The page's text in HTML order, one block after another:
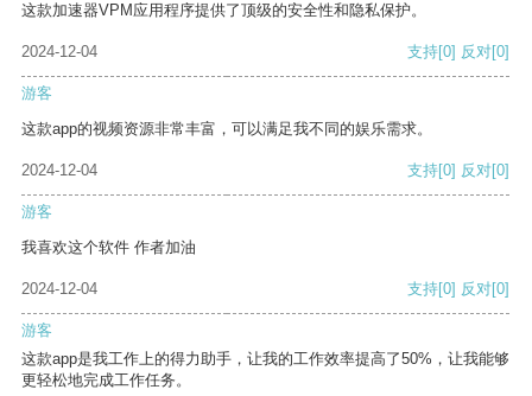
这款加速器VPM应用程序提供了顶级的安全性和隐私保护。
2024-12-04 支持[0] 反对[0]
游客
这款app的视频资源非常丰富，可以满足我不同的娱乐需求。
2024-12-04 支持[0] 反对[0]
游客
我喜欢这个软件 作者加油
2024-12-04 支持[0] 反对[0]
游客
这款app是我工作上的得力助手，让我的工作效率提高了50%，让我能够
更轻松地完成工作任务。